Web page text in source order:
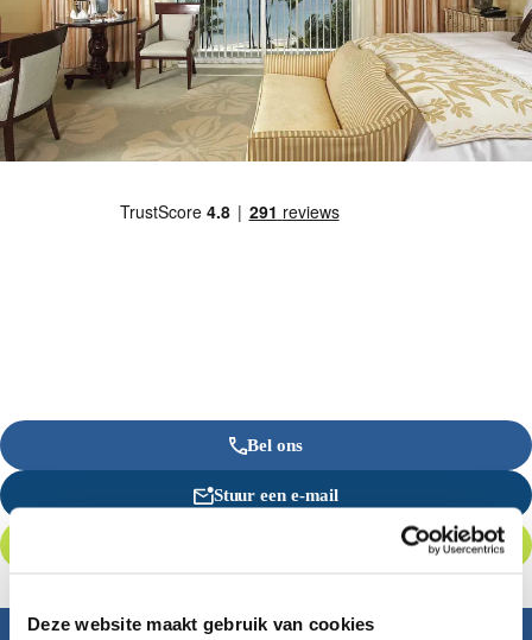
Deze website maakt gebruik van cookies
Bel ons
Stuur een e-mail